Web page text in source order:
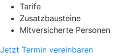
Tarife
Zusatzbausteine
Mitversicherte Personen
Jetzt Termin vereinbaren